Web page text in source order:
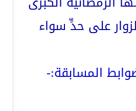
على حدٍّ سواء
المسابقة:-